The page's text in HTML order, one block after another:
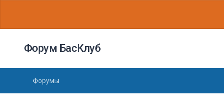
Форум БасКлуб
Форумы